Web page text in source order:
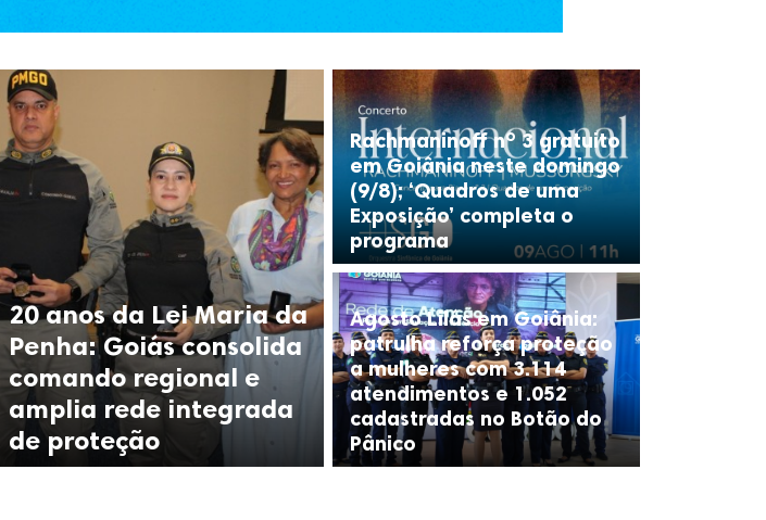
20 anos da Lei Maria da
Penha: Goiás consolida
comando regional e
amplia rede integrada
de proteção
Rachmaninoff nº 3 gratuito
em Goiânia neste domingo
(9/8); ‘Quadros de uma
Exposição’ completa o
programa
Agosto Lilás em Goiânia:
patrulha reforça proteção
a mulheres com 3.114
atendimentos e 1.052
cadastradas no Botão do
Pânico